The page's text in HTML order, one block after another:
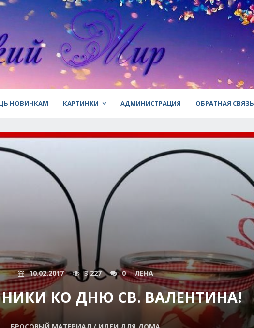
НОВИЧКАМ КАРТИНКИ АДМИНИСТРАЦИЯ ОБРАТНАЯ СВЯЗЬ
10.02.2017 3 227 0 ЛЕНА
КО ДНЮ СВ. ВАЛЕНТИНА!